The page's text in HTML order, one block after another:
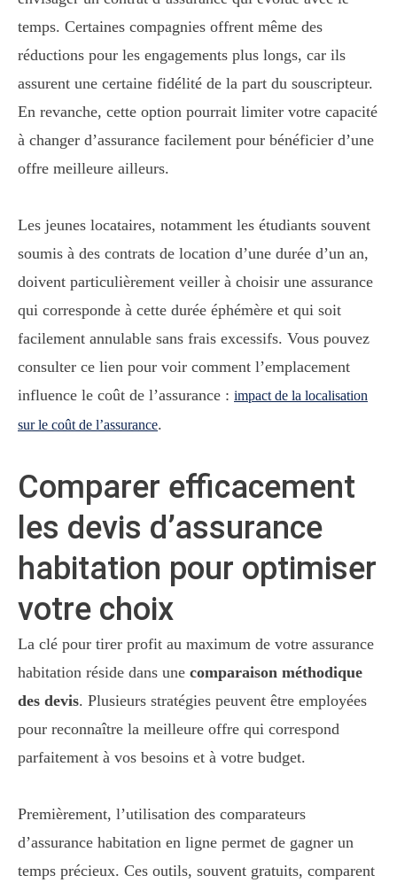
temps. Certaines compagnies offrent même des
réductions pour les engagements plus longs, car ils
assurent une certaine fidélité de la part du souscripteur.
En revanche, cette option pourrait limiter votre capacité
à changer d’assurance facilement pour bénéficier d’une
offre meilleure ailleurs.
Les jeunes locataires, notamment les étudiants souvent
soumis à des contrats de location d’une durée d’un an,
doivent particulièrement veiller à choisir une assurance
qui corresponde à cette durée éphémère et qui soit
facilement annulable sans frais excessifs. Vous pouvez
consulter ce lien pour voir comment l’emplacement
influence le coût de l’assurance : impact de la localisation
sur le coût de l’assurance.
Comparer efficacement
les devis d’assurance
habitation pour optimiser
votre choix
La clé pour tirer profit au maximum de votre assurance
habitation réside dans une comparaison méthodique
des devis. Plusieurs stratégies peuvent être employées
pour reconnaître la meilleure offre qui correspond
parfaitement à vos besoins et à votre budget.
Premièrement, l’utilisation des comparateurs
d’assurance habitation en ligne permet de gagner un
temps précieux. Ces outils, souvent gratuits, comparent